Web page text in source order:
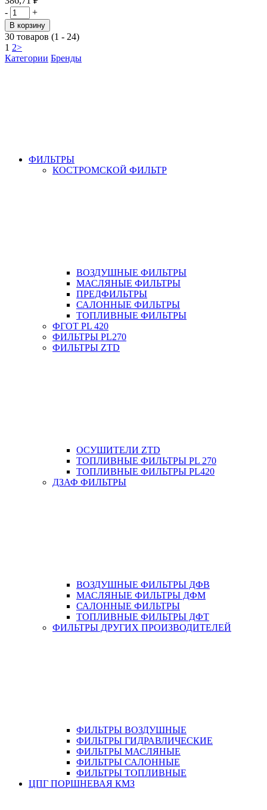
-
+
В корзину
30 товаров (1 - 24)
1 2>
Категории Бренды
ФИЛЬТРЫ
КОСТРОМСКОЙ ФИЛЬТР
ВОЗДУШНЫЕ ФИЛЬТРЫ
МАСЛЯНЫЕ ФИЛЬТРЫ
ПРЕДФИЛЬТРЫ
САЛОННЫЕ ФИЛЬТРЫ
ТОПЛИВНЫЕ ФИЛЬТРЫ
ФГОТ PL 420
ФИЛЬТРЫ PL270
ФИЛЬТРЫ ZTD
ОСУШИТЕЛИ ZTD
ТОПЛИВНЫЕ ФИЛЬТРЫ PL 270
ТОПЛИВНЫЕ ФИЛЬТРЫ PL420
ДЗАФ ФИЛЬТРЫ
ВОЗДУШНЫЕ ФИЛЬТРЫ ДФВ
МАСЛЯНЫЕ ФИЛЬТРЫ ДФМ
САЛОННЫЕ ФИЛЬТРЫ
ТОПЛИВНЫЕ ФИЛЬТРЫ ДФТ
ФИЛЬТРЫ ДРУГИХ ПРОИЗВОДИТЕЛЕЙ
ФИЛЬТРЫ ВОЗДУШНЫЕ
ФИЛЬТРЫ ГИДРАВЛИЧЕСКИЕ
ФИЛЬТРЫ МАСЛЯНЫЕ
ФИЛЬТРЫ САЛОННЫЕ
ФИЛЬТРЫ ТОПЛИВНЫЕ
ЦПГ ПОРШНЕВАЯ КМЗ